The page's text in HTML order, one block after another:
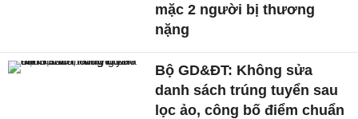
mặc 2 người bị thương
nặng
Bộ GD&ĐT: Không sửa
danh sách trúng tuyển sau
lọc ảo, công bố điểm chuẩn